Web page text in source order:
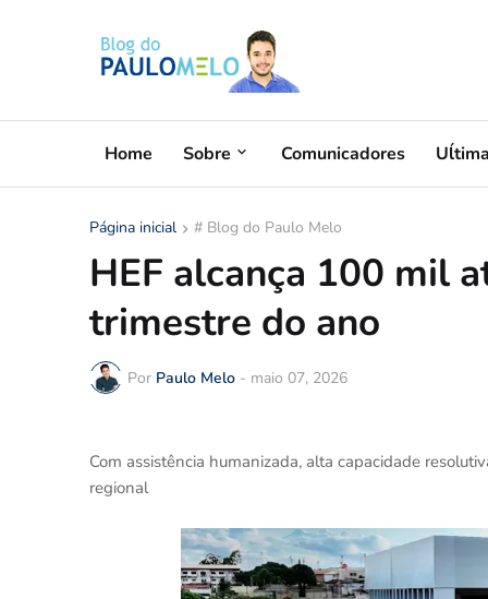
Home Sobre Comunicadores
Página inicial # Blog do Paulo Melo
HEF alcança 100 mil
trimestre do ano
Por Paulo Melo - maio 07, 2026
Com assistência humanizada, alta capacidade
regional